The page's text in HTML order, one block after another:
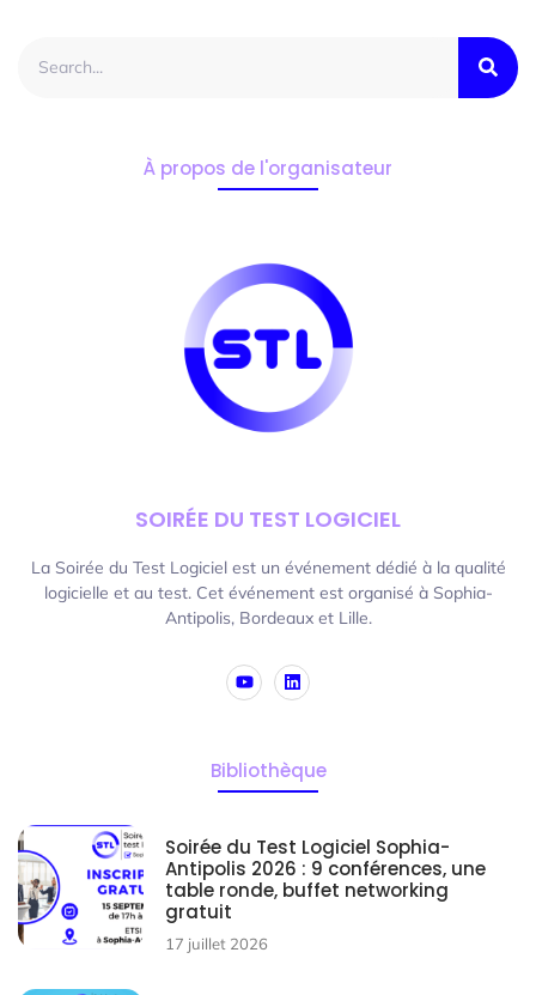
À propos de l'organisateur
SOIRÉE DU TEST LOGICIEL
La Soirée du Test Logiciel est un événement dédié à la qualité
logicielle et au test. Cet événement est organisé à Sophia-
Antipolis, Bordeaux et Lille.
Bibliothèque
Soirée du Test Logiciel Sophia-
Antipolis 2026 : 9 conférences, une
table ronde, buffet networking
gratuit
17 juillet 2026